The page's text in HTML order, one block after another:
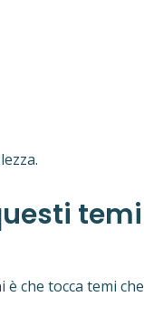
temi
che tocca temi che